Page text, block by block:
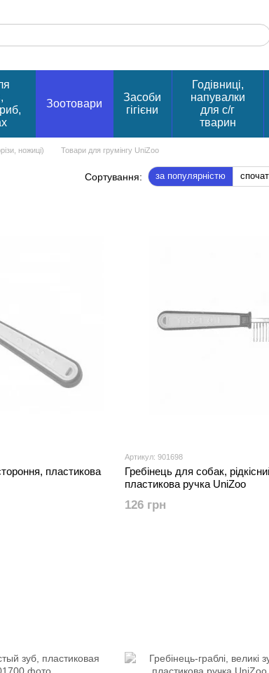
Зоотовари
Засоби
гігієни
Годівниці,
напувалки
для с/г
тварин
ножиці) Товари для грумінгу UniZoo
Сортування: за популярністю
пластикова
Артикул: 901698
Гребінець для собак,
пластикова ручка UniZoo
126 грн